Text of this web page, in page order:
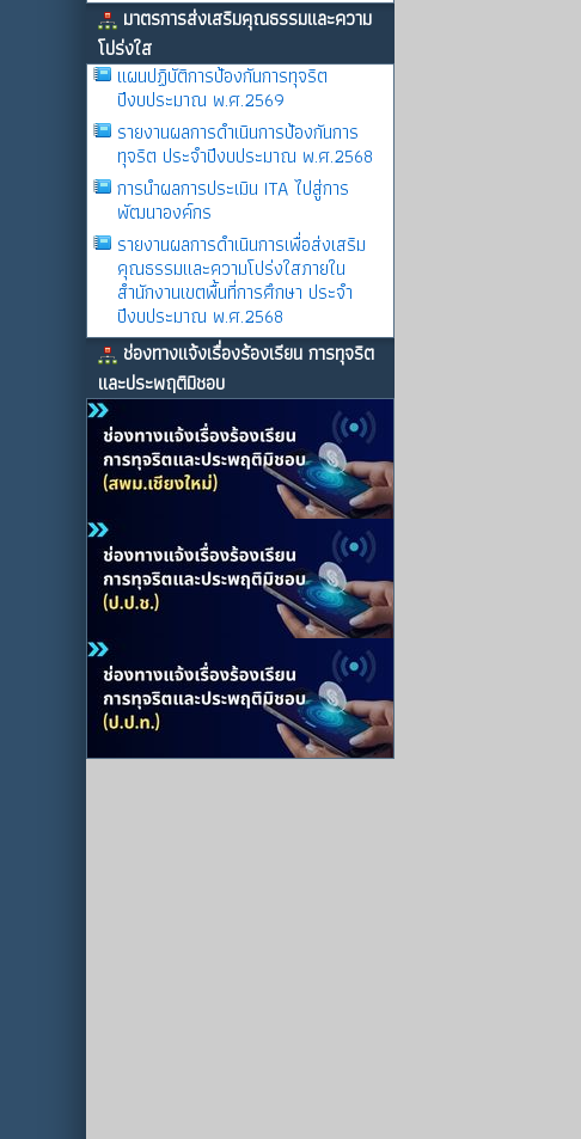
มาตรการส่งเสริมคุณธรรมและความ
โปร่งใส
แผนปฏิบัติการป้องกันการทุจริต
ปีงบประมาณ พ.ศ.2569
รายงานผลการดําเนินการป้องกันการ
ทุจริต ประจําปีงบประมาณ พ.ศ.2568
การนำผลการประเมิน ITA ไปสู่การ
พัฒนาองค์กร
รายงานผลการดําเนินการเพื่อส่งเสริม
คุณธรรมและความโปร่งใสภายใน
สำนักงานเขตพื้นที่การศึกษา ประจำ
ปีงบประมาณ พ.ศ.2568
ช่องทางแจ้งเรื่องร้องเรียน การทุจริต
และประพฤติมิชอบ